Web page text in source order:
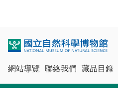
網站導覽 聯絡我們 藏品目錄